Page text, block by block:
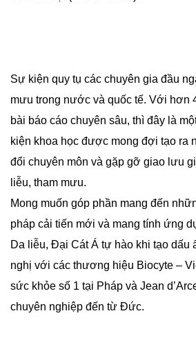
Sự kiện quy tụ các chuyên gia đầu
mưu trong nước và quốc tế. Với hơn
bài báo cáo chuyên sâu, thì đây là
kiện khoa học được mong đợi tạo ra
đổi chuyên môn và gặp gỡ giao lưu
liễu, tham mưu.
Mong muốn góp phần mang đến
pháp cải tiến mới và mang tính ứng
Da liễu, Đại Cát Á tự hào khi tạo dấu
nghị với các thương hiệu Biocyte –
sức khỏe số 1 tại Pháp và Jean
chuyên nghiệp đến từ Đức.